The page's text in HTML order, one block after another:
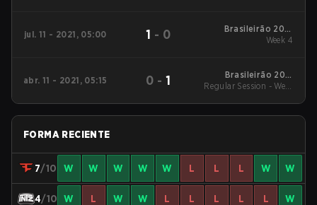
jul. 11 - 2021, 05:00 1 - 0
Brasileirão 2021
Stage #2
Week 4
abr. 11 - 2021, 05:15 0 -1
Brasileirão 2021
Stage #1
Regular Session - Week
FORMA RECIENTE
7/10 W W W W W L L L W W
4/10 W L W W L L L L L W